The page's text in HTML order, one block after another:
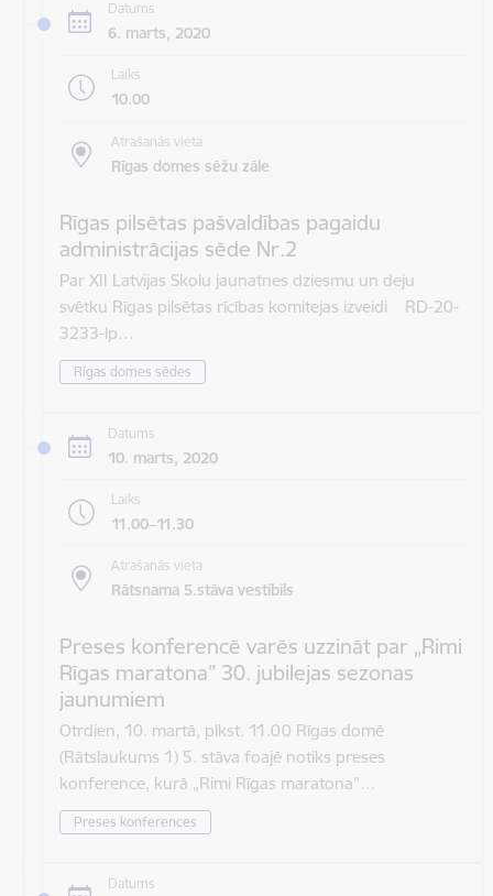
Datums
6. marts, 2020
Laiks
10.00
Atrašanās vieta
Rīgas domes sēžu zāle
Rīgas pilsētas pašvaldības pagaidu
administrācijas sēde Nr.2
Par XII Latvijas Skolu jaunatnes dziesmu un deju
svētku Rīgas pilsētas rīcības komitejas izveidi RD-20-
3233-lp…
Rīgas domes sēdes
Datums
10. marts, 2020
Laiks
11.00–11.30
Atrašanās vieta
Rātsnama 5.stāva vestibils
Preses konferencē varēs uzzināt par „Rimi
Rīgas maratona” 30. jubilejas sezonas
jaunumiem
Otrdien, 10. martā, plkst. 11.00 Rīgas domē
(Rātslaukums 1) 5. stāva foajē notiks preses
konference, kurā „Rimi Rīgas maratona”…
Preses konferences
Datums